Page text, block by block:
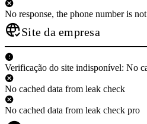
No response, the phone number is
Site da empresa
Verificação do site indisponível: No
No cached data from leak check
No cached data from leak check pro